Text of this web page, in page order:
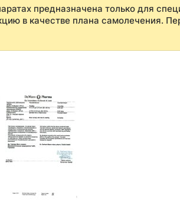
предназначена только для
в качестве плана самолечения.